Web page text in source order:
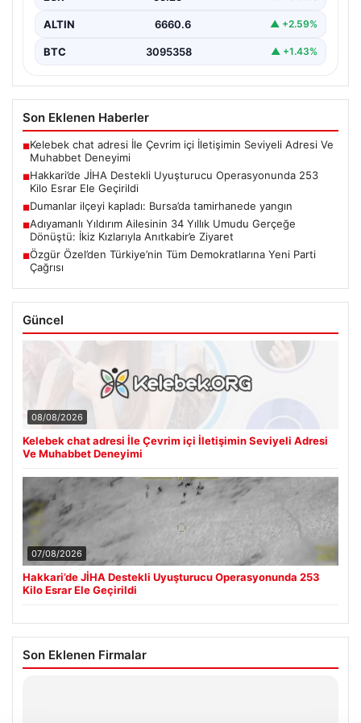
ALTIN 6660.6 ▲ +2.59%
BTC 3095358 ▲ +1.43%
Son Eklenen Haberler
■Kelebek chat adresi İle Çevrim içi İletişimin Seviyeli Adresi Ve
Muhabbet Deneyimi
■Hakkari’de JİHA Destekli Uyuşturucu Operasyonunda 253
Kilo Esrar Ele Geçirildi
■Dumanlar ilçeyi kapladı: Bursa’da tamirhanede yangın
■Adıyamanlı Yıldırım Ailesinin 34 Yıllık Umudu Gerçeğe
Dönüştü: İkiz Kızlarıyla Anıtkabir’e Ziyaret
■Özgür Özel’den Türkiye’nin Tüm Demokratlarına Yeni Parti
Çağrısı
Güncel
08/08/2026
Kelebek chat adresi İle Çevrim içi İletişimin Seviyeli Adresi
Ve Muhabbet Deneyimi
07/08/2026
Hakkari’de JİHA Destekli Uyuşturucu Operasyonunda 253
Kilo Esrar Ele Geçirildi
Son Eklenen Firmalar